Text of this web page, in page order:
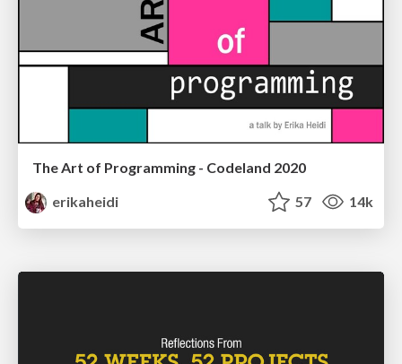
The Art of Programming - Codeland 2020
erikaheidi
57 14k